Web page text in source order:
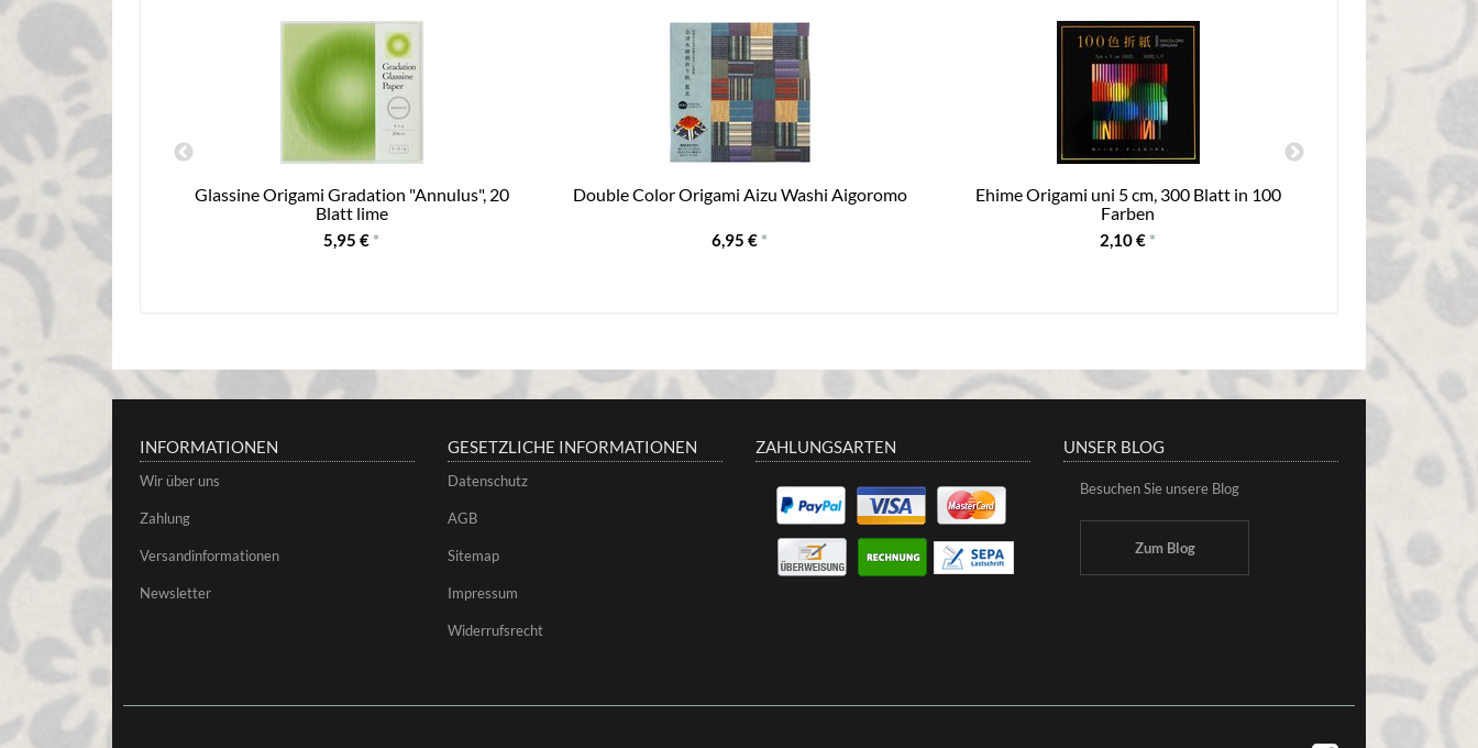
Katzen
Glassine Origami Gradation "Annulus", 20
Blatt lime
5,95 € *
Double Color Origami Aizu Washi Aigoromo
6,95 € *
Ehime Origami uni 5 cm, 300 Blatt in 100
Farben
2,10 € *
Double
INFORMATIONEN
Wir über uns
Zahlung
Versandinformationen
Newsletter
GESETZLICHE INFORMATIONEN
Datenschutz
AGB
Sitemap
Impressum
Widerrufsrecht
ZAHLUNGSARTEN UNSER BLOG
Besuchen Sie unsere Blog
Zum Blog